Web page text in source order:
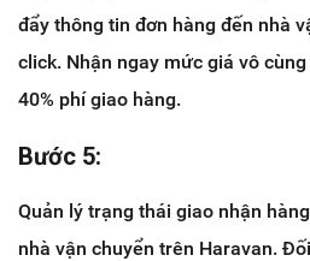
đẩy thông tin đơn hàng đến nhà
click. Nhận ngay mức giá vô
40% phí giao hàng.
Bước 5:
Quản lý trạng thái giao nhận
nhà vận chuyển trên Haravan.